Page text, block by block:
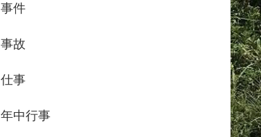
事件
事故
仕事
年中行事